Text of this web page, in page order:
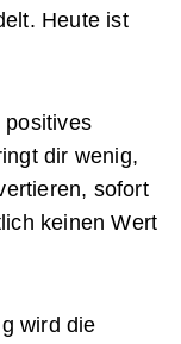
Heute ist
positives
dir wenig,
sofort
keinen Wert
wird die